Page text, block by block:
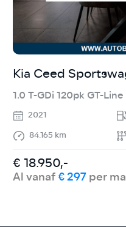
Kia Ceed
1.0 T-GDi 120pk GT-
2021
84.165 km
€ 18.950,-
Al vanaf€ 297per